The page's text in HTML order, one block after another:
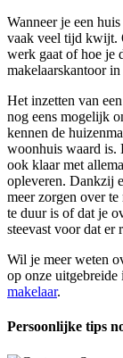
Wanneer je een
vaak veel tijd kwijt.
werk gaat of hoe je
makelaarskantoor
Het inzetten van
nog eens mogelijk
kennen de
woonhuis waard is.
ook klaar met
opleveren. Dankzij
meer zorgen over
te duur is of dat je
steevast voor dat er
Wil je meer weten
op onze
makelaar.
Persoonlijke tips